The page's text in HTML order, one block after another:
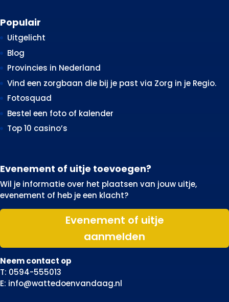
Populair
Uitgelicht
Blog
Provincies in Nederland
Vind een zorgbaan die bij je past via Zorg in je Regio.
Fotosquad
Bestel een foto of kalender
Top 10 casino’s
Evenement of uitje toevoegen?
Wil je informatie over het plaatsen van jouw uitje,
evenement of heb je een klacht?
Evenement of uitje
aanmelden
Neem contact op
T: 0594-555013
E: info@wattedoenvandaag.nl